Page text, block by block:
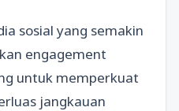
sosial yang semakin
engagement
untuk memperkuat
jangkauan